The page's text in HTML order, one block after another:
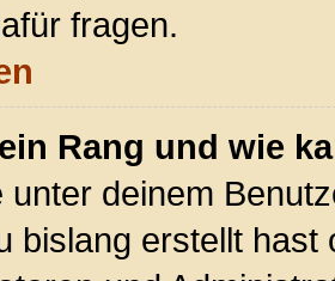
fragen.
Rang und wie
unter deinem
bislang erstellt